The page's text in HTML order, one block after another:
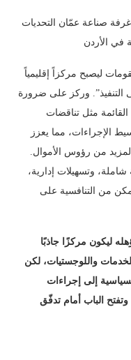
صناعة عمّان التحديات
في الأردن
ليصبح مركزاً إقليمياً
التنفيذ”. وركز على ضرورة
القائمة مثل تناقضات
الإجراءات، مما يعزز
من رؤوس الأموال.
وتسهيلات إدارية،
من التنافسية على
ليكون مركزًا جاذبًا
واللوجستيات، لكن
إلى إجراءات
وتفتح الباب أمام تدفّق